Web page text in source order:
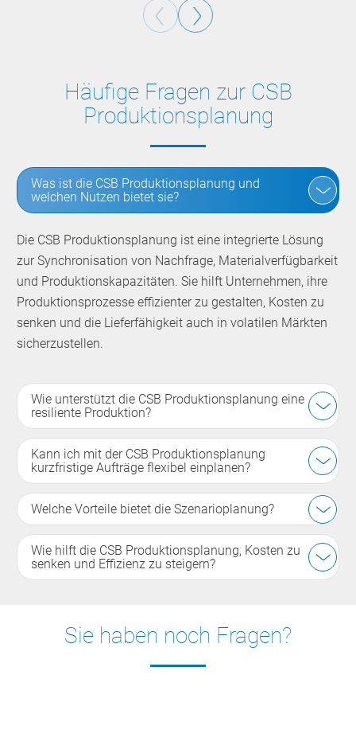
Häufige Fragen zur CSB
Produktionsplanung
Was ist die CSB Produktionsplanung und
welchen Nutzen bietet sie?
Die CSB Produktionsplanung ist eine integrierte Lösung
zur Synchronisation von Nachfrage, Materialverfügbarkeit
und Produktionskapazitäten. Sie hilft Unternehmen, ihre
Produktionsprozesse effizienter zu gestalten, Kosten zu
senken und die Lieferfähigkeit auch in volatilen Märkten
sicherzustellen.
Wie unterstützt die CSB Produktionsplanung eine
resiliente Produktion?
Kann ich mit der CSB Produktionsplanung
kurzfristige Aufträge flexibel einplanen?
Welche Vorteile bietet die Szenarioplanung?
Wie hilft die CSB Produktionsplanung, Kosten zu
senken und Effizienz zu steigern?
Sie haben noch Fragen?